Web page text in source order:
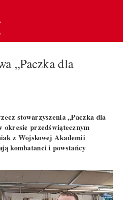
„Paczka dla
stowarzyszenia „Paczka dla
okresie przedświątecznym
z Wojskowej Akademii
kombatanci i powstańcy